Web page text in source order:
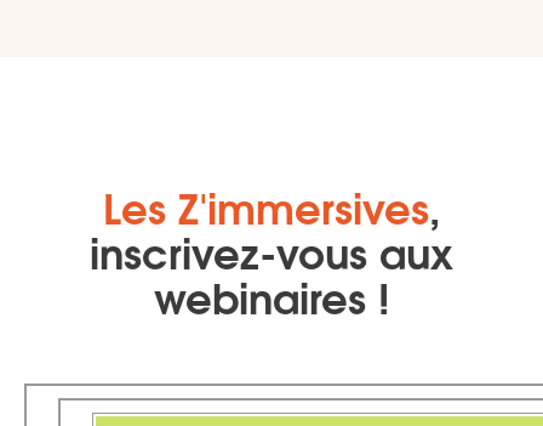
Les Z'immersives,
inscrivez-vous aux
webinaires !